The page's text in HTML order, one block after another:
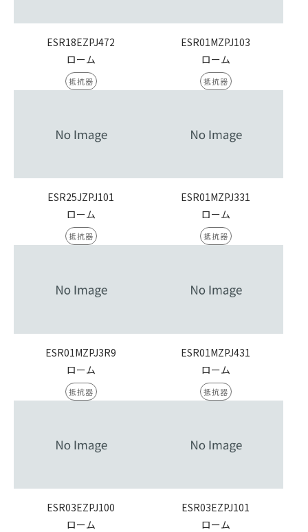
ESR18EZPJ472
ローム
抵抗器
ESR01MZPJ103
ローム
抵抗器
ESR25JZPJ101
ローム
抵抗器
ESR01MZPJ331
ローム
抵抗器
ESR01MZPJ3R9
ローム
抵抗器
ESR01MZPJ431
ローム
抵抗器
ESR03EZPJ100
ローム
ESR03EZPJ101
ローム